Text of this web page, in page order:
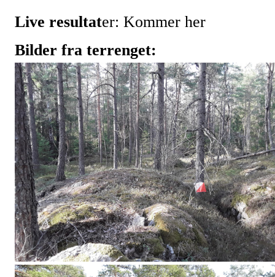
Live resultater: Kommer her
Bilder fra terrenget: